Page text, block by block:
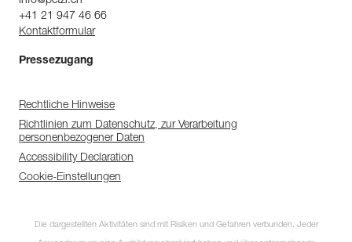
+41 21 947 46 66
Kontaktformular
Pressezugang
Rechtliche Hinweise
Richtlinien zum Datenschutz, zur Verarbeitung
personenbezogener Daten
Accessibility Declaration
Cookie-Einstellungen
Die dargestellten Aktivitäten sind mit Risiken und Gefahren verbunden. Jeder